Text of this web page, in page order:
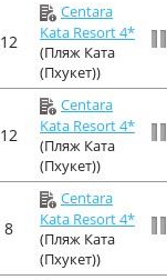
12
Centara
Kata Resort 4*
(Пляж Ката
(Пхукет))
12
Centara
Kata Resort 4*
(Пляж Ката
(Пхукет))
8
Centara
Kata Resort 4*
(Пляж Ката
(Пхукет))